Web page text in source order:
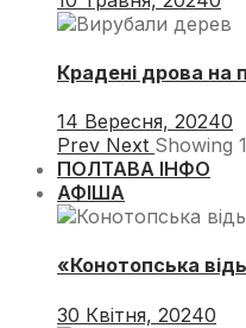
Крадені дрова на
14 Вересня, 20240
Prev Next Showing 1
ПОЛТАВА ІНФО
АФІША
«Конотопська
30 Квітня, 20240